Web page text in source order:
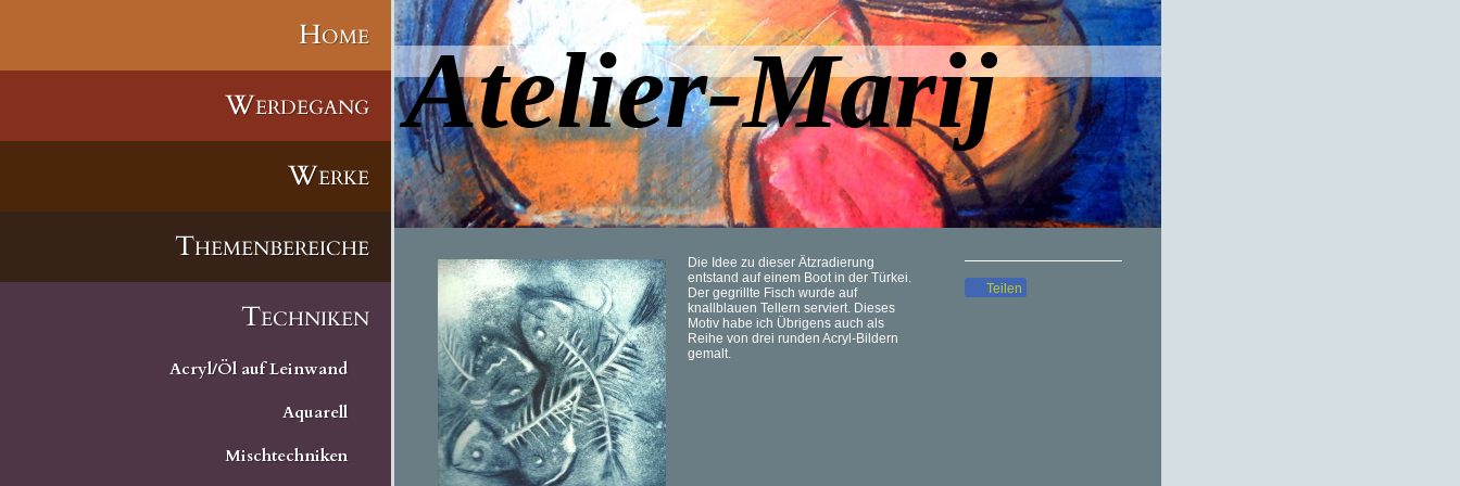
Home
Werdegang
Werke
Themenbereiche
Techniken
Acryl/Öl auf Leinwand
Aquarell
Mischtechniken
Atelier-Marij
Die Idee zu dieser Ätzradierung
entstand auf einem Boot in der Türkei.
Der gegrillte Fisch wurde auf
knallblauen Tellern serviert. Dieses
Motiv habe ich Übrigens auch als
Reihe von drei runden Acryl-Bildern
gemalt.
Teilen